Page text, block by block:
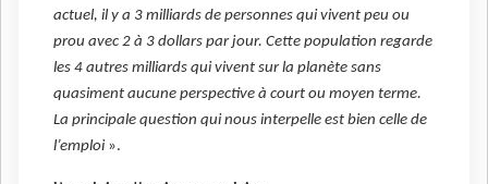
actuel, il y a 3 milliards de personnes qui vivent peu ou
prou avec 2 à 3 dollars par jour. Cette population regarde
les 4 autres milliards qui vivent sur la planète sans
quasiment aucune perspective à court ou moyen terme.
La principale question qui nous interpelle est bien celle de
l’emploi ».